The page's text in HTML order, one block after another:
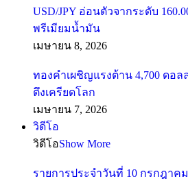
USD/JPY อ่อนตัวจากระดับ
พรีเมียมน้ำมัน
เมษายน 8, 2026
ทองคำเผชิญแรงต้าน 4,700 ดอ
ตึงเครียดโลก
เมษายน 7, 2026
วิดีโอ
วิดีโอShow More
รายการประจำวันที่ 10 กรกฎาค